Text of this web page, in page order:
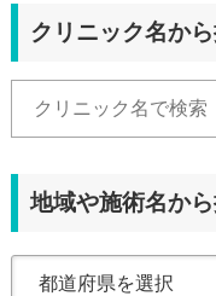
クリニック名か
地域や施術名か